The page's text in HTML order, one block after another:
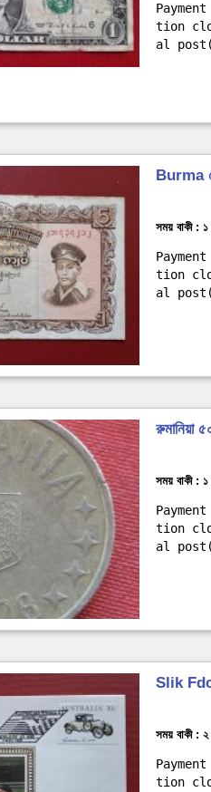
tion
al
Burma
সময় বাকী : ১
tion
al
রুমানিয়া
সময় বাকী : ১
tion
al
Slik
সময় বাকী : ২
tion